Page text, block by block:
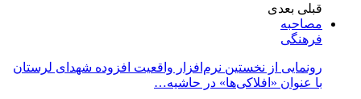
قبلی بعدی
مصاحبه
فرهنگی
رونمایی از نخستین نرم‌افزار واقعیت افزوده شهدای لرستان
با عنوان «افلاکی‌ها» در حاشیه…